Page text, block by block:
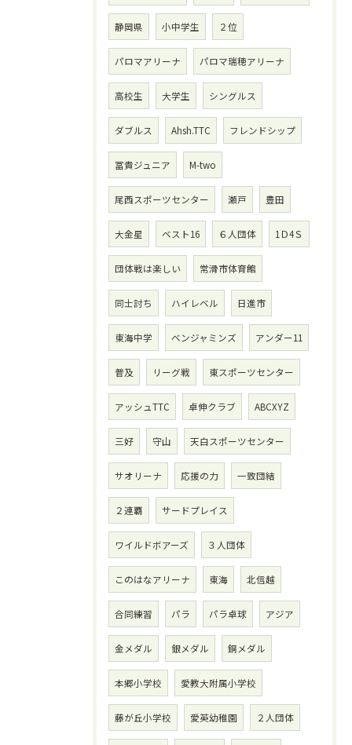
静岡県 小中学生 ２位
パロマアリーナ パロマ瑞穂アリーナ
高校生 大学生 シングルス
ダブルス Ahsh.TTC フレンドシップ
冨貴ジュニア M-two
尾西スポーツセンター 瀬戸 豊田
大金星 ベスト16 ６人団体 1Ｄ4Ｓ
団体戦は楽しい 常滑市体育館
同士討ち ハイレベル 日進市
東海中学 ベンジャミンズ アンダー11
普及 リーグ戦 東スポーツセンター
アッシュTTC 卓伸クラブ ABCXYZ
三好 守山 天白スポーツセンター
サオリーナ 応援の力 一致団結
２連覇 サードプレイス
ワイルドボアーズ ３人団体
このはなアリーナ 東海 北信越
合同練習 パラ パラ卓球 アジア
金メダル 銀メダル 銅メダル
本郷小学校 愛教大附属小学校
藤が丘小学校 愛英幼稚園 ２人団体